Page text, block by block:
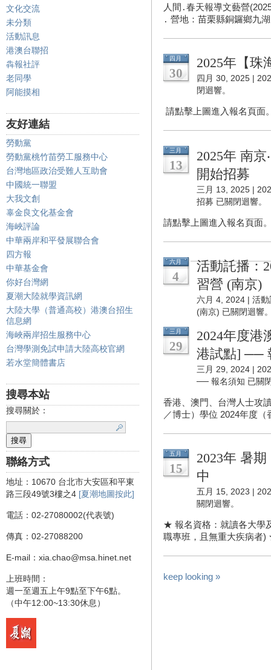
文化交流
未分類
活動訊息
港澳台聯招
犇報社評
老同學
阿能摸相
友好連結
勞動黨
勞動黨桃竹苗勞工服務中心
台灣地區政治受難人互助會
中國統一聯盟
大我文創
辜金良文化基金會
海峽評論
中華兩岸和平發展聯合會
四方報
中華基金會
你好台灣網
夏潮大陸就學資訊網
大陸大學（普通高校）港澳台招生
信息網
海峽兩岸招生服務中心
台灣學測免試申請大陸高校官網
若水堂簡體書店
搜尋本站
搜尋關於：
聯絡方式
地址：10670 台北市大安區和平東
路三段49號3樓之4 [夏潮地圖按此]
電話：02-27080002(代表號)
傳真：02-27088200
E-mail：xia.chao@msa.hinet.net
上班時間：
週一至週五上午9點至下午6點。
（中午12:00~13:30休息）
人間․春天報導文藝營
․ 營地：苗栗縣銅鑼鄉九
四月
30
2025年【珠
四月 30, 2025 |
閉迴響。
請點擊上圖進入報名頁面
三月
13
2025年 南
開始招募
三月 13, 2025 |
招募 已關閉迴響。
請點擊上圖進入報名頁面
六月
4
活動託播：
習營 (南京)
六月 4, 2024 | 活
(南京) 已關閉迴響
三月
29
2024年度港
港試點] ──
三月 29, 2024 |
── 報名須知 已關
香港、澳門、台灣人士攻
／博士）學位 2024年度
五月
15
2023年 暑
中
五月 15, 2023 |
關閉迴響。
★ 報名資格：就讀各大學
職專班，且無重大疾病者
keep looking »